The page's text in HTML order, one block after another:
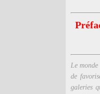
Le monde
de
galeries